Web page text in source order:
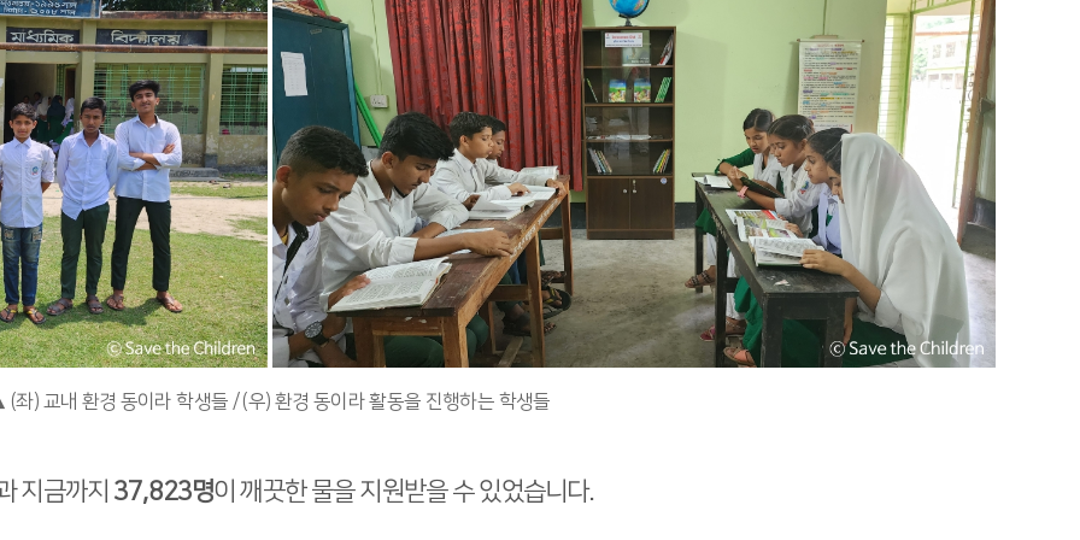
(좌) 교내 환경 동이라 학생들 / (우) 환경 동이라 활동을 진행하는 학생들
지금까지 37,823명이 깨끗한 물을 지원받을 수 있었습니다.